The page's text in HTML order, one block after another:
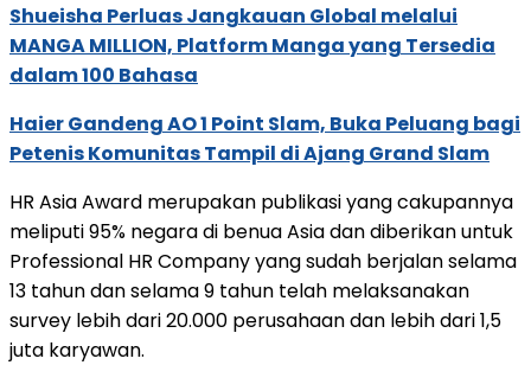
Shueisha Perluas Jangkauan Global melalui
MANGA MILLION, Platform Manga yang Tersedia
dalam 100 Bahasa
Haier Gandeng AO 1 Point Slam, Buka Peluang bagi
Petenis Komunitas Tampil di Ajang Grand Slam
HR Asia Award merupakan publikasi yang cakupannya
meliputi 95% negara di benua Asia dan diberikan untuk
Professional HR Company yang sudah berjalan selama
13 tahun dan selama 9 tahun telah melaksanakan
survey lebih dari 20.000 perusahaan dan lebih dari 1,5
juta karyawan.